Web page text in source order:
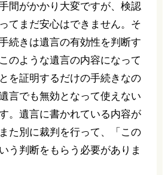
間がかかり大変ですが、検認
てまだ安心はできません。そ
続きは遺言の有効性を判断す
のような遺言の内容になって
を証明するだけの手続きなの
言でも無効となって使えない
。遺言に書かれている内容が
た別に裁判を行って、「この
う判断をもらう必要がありま